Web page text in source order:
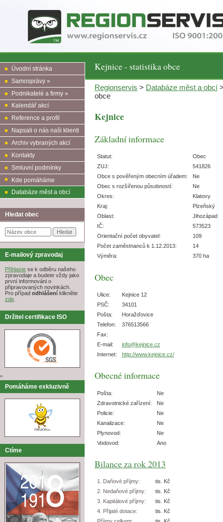
Kejnice - statistika obce
Úvodní stránka
Samosprávy »
Podnikatelé a firmy »
Kalendář akcí
Reference a profil
Napsali o nás naši klienti
Archiv vybraných akcí
Kontakty
Smluvní podmínky
Kde pomáháme
Databáze měst a obcí
Hledat obec
E-mailový zpravodaj
Přihlaste se k odběru našeho
zpravodaje a budete vždy jako
první informováni o
připravovaných novinkách.
Pro případ odhlášení klikněte
zde.
Držitel certifikace ISO
^
Pomáháme exkluzivně
Ctíme
Regionservis > Databáze měst a obcí
obce
Kejnice
Základní informace
Statut:
Obec
ZUJ:
541826
Obce s pověřeným obecním úřadem:
Ne
Obec s rozšířenou působností:
Ne
Okres:
Klatovy
Kraj:
Plzeňský
Oblast:
Jihozápad
IČ:
573523
Orientační počet obyvatel:
109
Počet zaměstnanců k 1.12.2013:
14
Výměra:
370 ha
Obec
Ulice:
Kejnice 12
PSČ:
34101
Pošta:
Horažďovice
Telefon:
376513566
Fax:
E-mail:
info@kejnice.cz
Internet:
http://www.kejnice.cz/
Obecné informace
Pošta:
Ne
Zdravotnické zařízení:
Ne
Policie:
Ne
Kanalizace:
Ne
Plynovod:
Ne
Vodovod:
Ano
Bilance za rok 2013
1. Daňové příjmy:
tis. Kč
2. Nedaňové příjmy:
tis. Kč
3. Kapitálové příjmy:
tis. Kč
4. Přijaté dotace:
tis. Kč